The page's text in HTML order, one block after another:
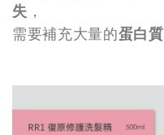
失 ，
需要補充大量的蛋白質